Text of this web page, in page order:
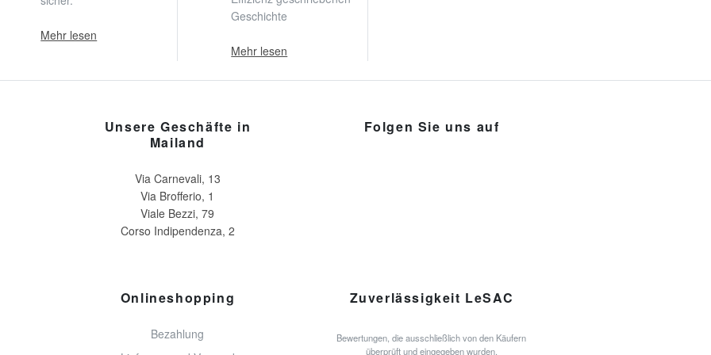
Mehr lesen
Geschichte
Mehr lesen
Unsere Geschäfte in
Mailand
Via Carnevali, 13
Via Brofferio, 1
Viale Bezzi, 79
Corso Indipendenza, 2
Folgen Sie uns auf
Onlineshopping
Bezahlung
Zuverlässigkeit LeSAC
Bewertungen, die ausschließlich von den Käufern
überprüft und eingegeben wurden.